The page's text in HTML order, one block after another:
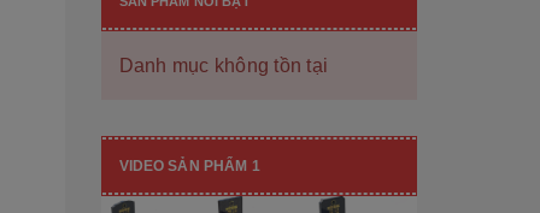
Danh mục không tồn tại
VIDEO SẢN PHẨM 1